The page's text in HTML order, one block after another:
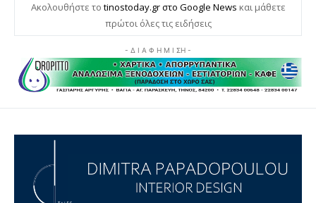
Ακολουθήστε το tinostoday.gr στο Google News και μάθετε
πρώτοι όλες τις ειδήσεις
- Δ Ι Α Φ Η Μ Ι ΣΗ -